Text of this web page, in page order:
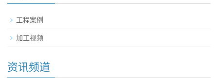
工程案例
加工视频
资讯频道